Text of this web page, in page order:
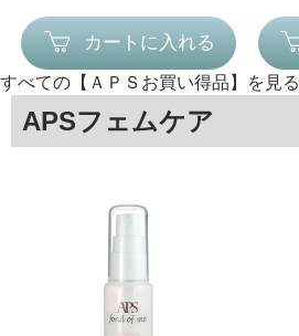
カートに入れる
すべての【ＡＰＳお買い得品】を見る
APSフェムケア